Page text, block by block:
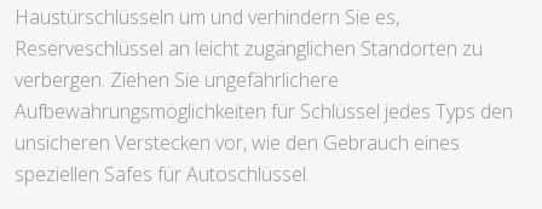
Haustürschlüsseln um und verhindern Sie es,
Reserveschlüssel an leicht zugänglichen Standorten zu
verbergen. Ziehen Sie ungefährlichere
Aufbewahrungsmöglichkeiten für Schlüssel jedes Typs den
unsicheren Verstecken vor, wie den Gebrauch eines
speziellen Safes für Autoschlüssel.